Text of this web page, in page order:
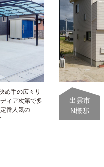
め手の広々リ
ィア次第で多
番人気の
出雲市
N様邸